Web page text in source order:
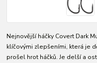
Nejnovější háčky Covert Dark
klíčovými zlepšeními, která je
prošel hrot háčků. Je delší a